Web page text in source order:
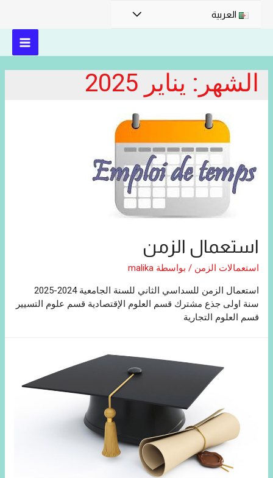
العربية القائمة
الشهر: يناير 2025
استعمال الزمن
استعمالات الزمن / بواسطة malika
سنة اولى جذع مشترك قسم العلوم الإقتصادية قسم علوم التسيير
قسم العلوم التجارية